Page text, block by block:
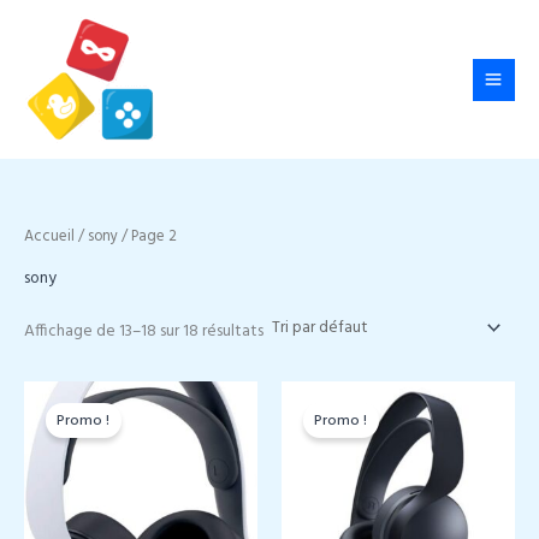
Accueil /sony/ Page 2
sony
Affichage de 13–18 sur 18 résultats
Promo ! Promo !